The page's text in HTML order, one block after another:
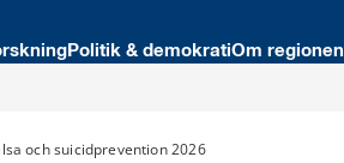
Politik & demokratiOm regionen
och suicidprevention 2026